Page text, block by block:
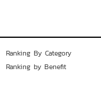
Ranking By Category
Ranking by Benefit